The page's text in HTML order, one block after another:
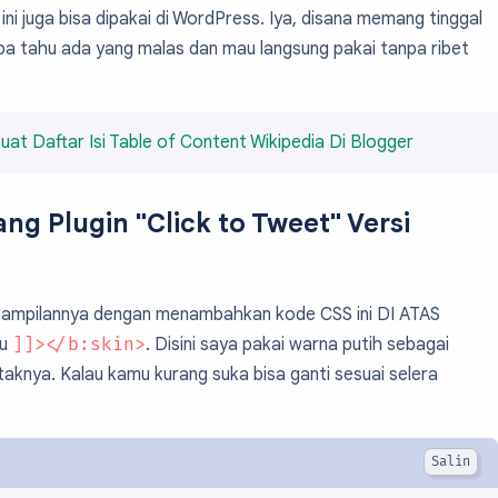
juga bisa dipakai di WordPress. Iya, disana memang tinggal
tahu ada yang malas dan mau langsung pakai tanpa ribet
Daftar Isi Table of Content Wikipedia Di Blogger
Plugin "Click to Tweet" Versi
dengan menambahkan kode CSS ini DI ATAS
]]></b:skin>. Disini saya pakai warna putih sebagai
Kalau kamu kurang suka bisa ganti sesuai selera